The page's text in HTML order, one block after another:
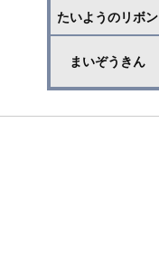
たいようのリボン
まいぞうきん